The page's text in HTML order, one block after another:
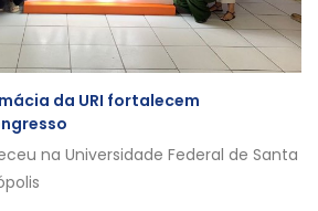
da URI fortalecem
na Universidade Federal de Santa